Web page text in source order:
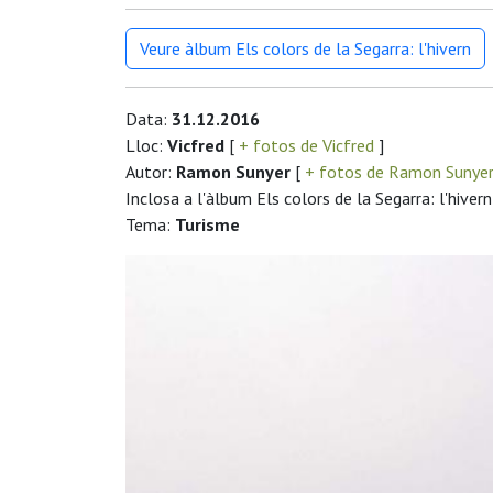
Veure àlbum Els colors de la Segarra: l'hivern
Data: 31.12.2016
Lloc: Vicfred [ + fotos de Vicfred ]
Autor: Ramon Sunyer [ + fotos de Ramon
Inclosa a l'àlbum Els colors de la Segarra: l'hivern
Tema: Turisme